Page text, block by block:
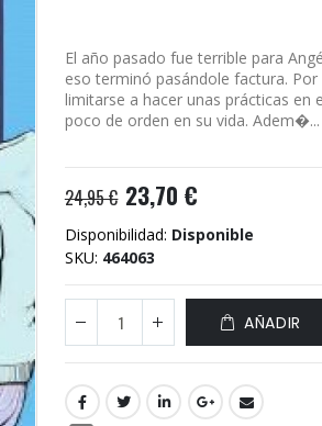
El año pasado fue terrible para
eso terminó pasándole factura.
limitarse a hacer unas prácticas en
poco de orden en su vida. Adem�...
24,95 € 23,70 €
Disponibilidad: Disponible
SKU 464063
AÑADIR